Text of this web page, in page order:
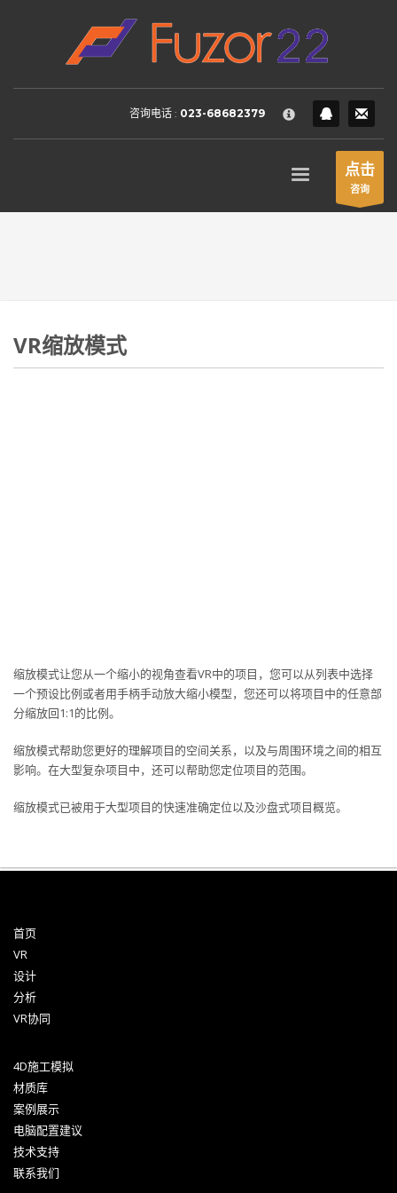
HOW TO SHOP
Login or create new account.
2 Review your order.
FREEshipment
If you still have problems, please let us know, by sending an
SHOWROOM HOURS
咨询电话 : 023-68682379
点击
咨询
VR缩放模式
缩放模式让您从一个缩小的视角查看VR中的项目，您可以从列表中选择
一个预设比例或者用手柄手动放大缩小模型，您还可以将项目中的任意部
分缩放回1:1的比例。
缩放模式帮助您更好的理解项目的空间关系，以及与周围环境之间的相互
影响。在大型复杂项目中，还可以帮助您定位项目的范围。
缩放模式已被用于大型项目的快速准确定位以及沙盘式项目概览。
首页
VR
设计
分析
VR协同
4D施工模拟
材质库
案例展示
电脑配置建议
技术支持
联系我们